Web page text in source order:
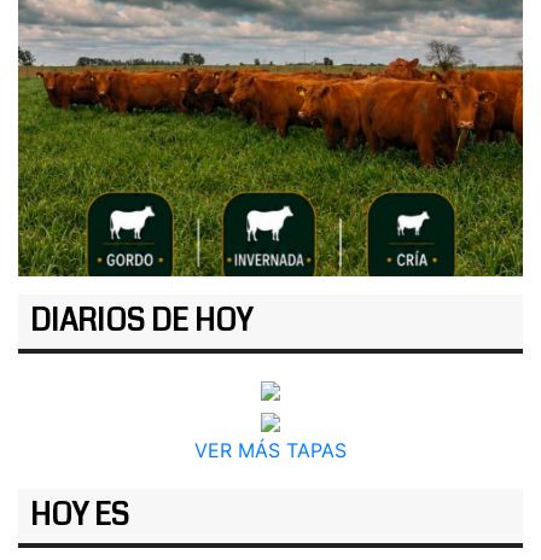
DIARIOS DE HOY
VER MÁS TAPAS
HOY ES